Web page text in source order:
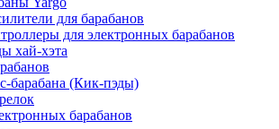
для барабанов
для электронных барабанов
хай-хэта
барабана (Кик-пэды)
барабанов